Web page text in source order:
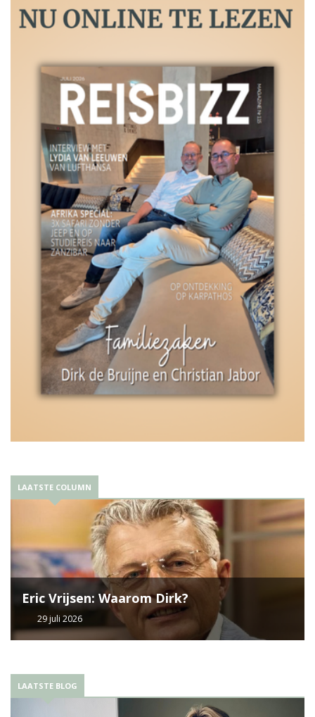
LAATSTE COLUMN
Eric Vrijsen: Waarom Dirk?
29 juli 2026
LAATSTE BLOG